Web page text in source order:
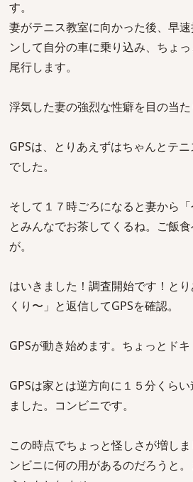
す。
妻がテニス教室に向かった後、早
ンして自分の車に乗り込み、ちょ
尾行します。
浮気した妻の強烈な性癖を目の当
GPSは、とりあえずはちゃんとテ
でした。
そして１７時ごろになると妻から
とみんなでお茶してくるね。ご飯
が。
はいきました！調査開始です！と
くり〜」と返信してGPSを確認。
GPSが動き始めます。ちょっとドキ
GPSは家とは逆方向に１５分くら
ました。コンビニです。
この時点でちょっと怪しさが増し
ンビニに何の用があるのだろうと